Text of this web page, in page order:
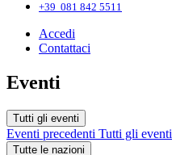
+39 081 842 5511
Accedi
Contattaci
Eventi
Tutti gli eventi
Eventi precedenti Tutti gli eventi
Tutte le nazioni